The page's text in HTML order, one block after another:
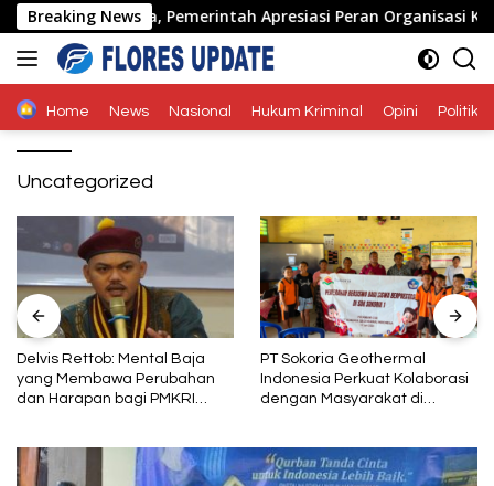
Langsung
ke
konten
Breaking News
Naimata, Pemerintah Apresiasi Peran Organisasi
Home News Nasional Hukum Kriminal Opini Politik
Uncategorized
Delvis Rettob: Mental Baja
yang Membawa Perubahan
dan Harapan bagi PMKRI
PT Sokoria Geothermal
Indonesia Perkuat Kolaborasi
dengan Masyarakat di